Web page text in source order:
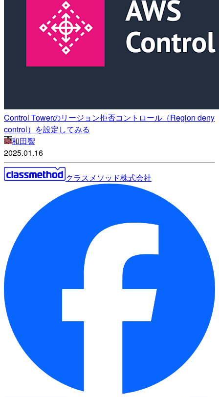
Control Towerのリージョン拒否コントロール（Region deny
control）を設定してみる
和田響
2025.01.16
クラスメソッド株式会社